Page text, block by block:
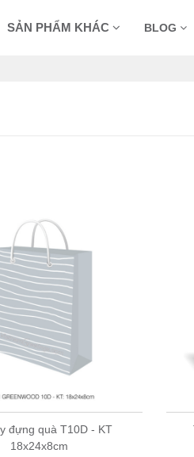
SẢN PHẨM KHÁC BLOG
đựng quà T10D - KT
18x24x8cm